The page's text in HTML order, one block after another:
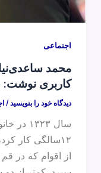
اجتماعی
کاربری نوشت:
دیدگاه‌ خود را بنویسید /
سال
۱۲سالگی کار
از اقوام که در